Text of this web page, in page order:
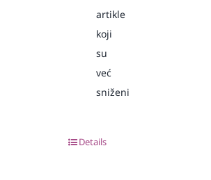
artikle
koji
su
već
sniženi
Details